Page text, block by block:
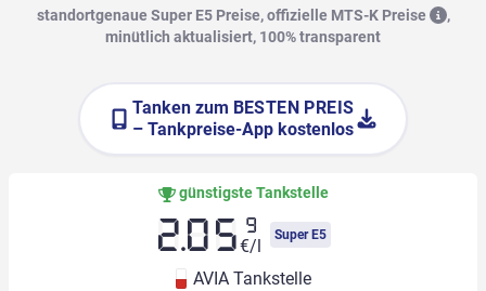
standortgenaue Super E5 Preise, offizielle MTS-K Preise
,
minütlich aktualisiert, 100% transparent
Tanken zum BESTEN PREIS
– Tankpreise-App kostenlos
günstigste Tankstelle
2.05 9
€/l
Super E5
AVIA Tankstelle